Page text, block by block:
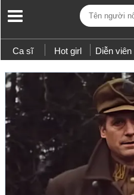
Ca sĩ Hot girl Diễn viên